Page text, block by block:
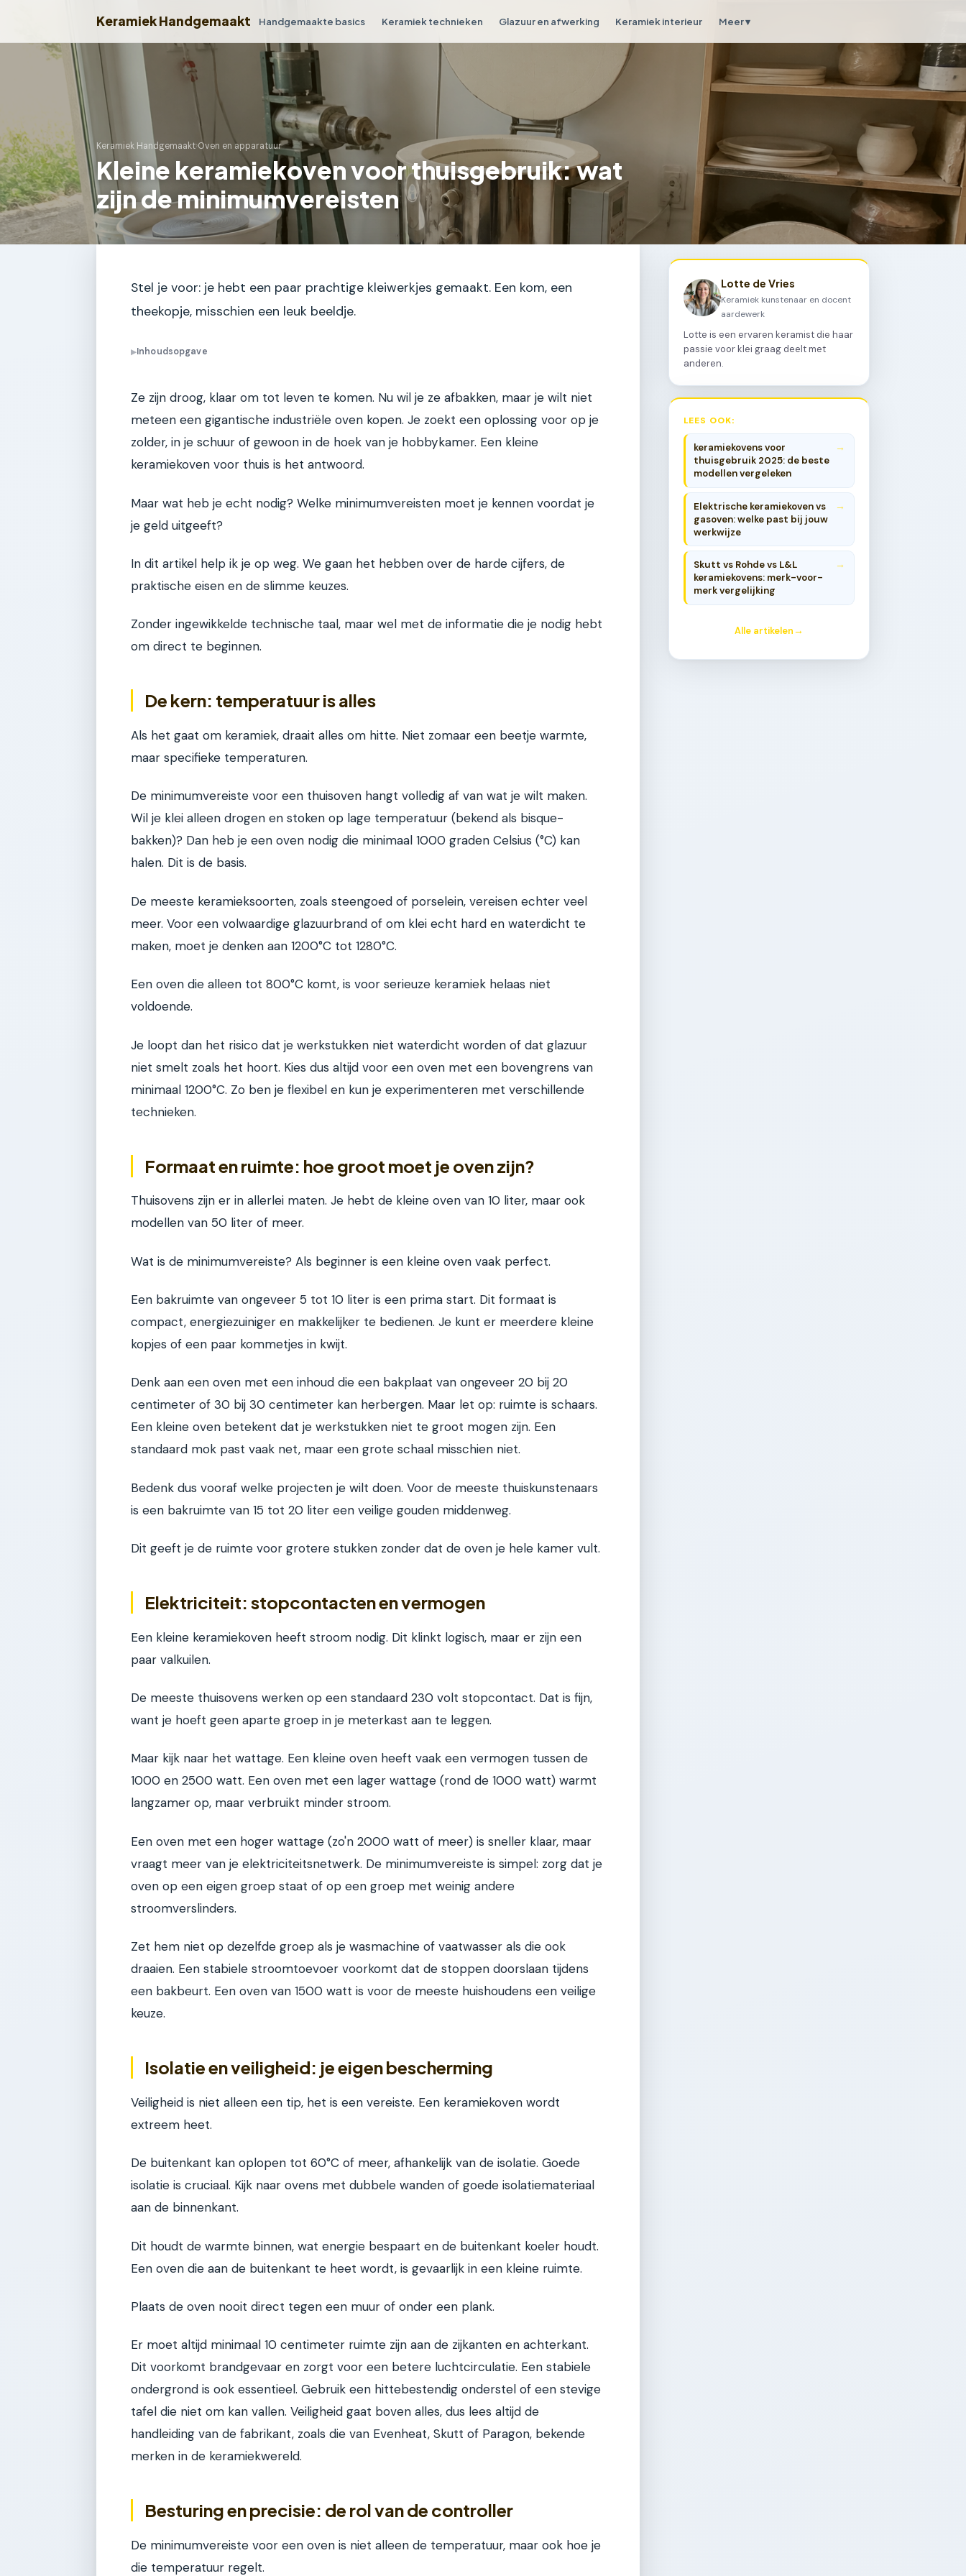
Keramiek Handgemaakt Handgemaakte basics Keramiek technieken Glazuur en afwerking Keramiek interieur Meer ▾
Keramiek Handgemaakt›Oven en apparatuur
Kleine keramiekoven voor thuisgebruik: wat
zijn de minimumvereisten
Stel je voor: je hebt een paar prachtige kleiwerkjes gemaakt. Een kom, een
theekopje, misschien een leuk beeldje.
▶Inhoudsopgave
Ze zijn droog, klaar om tot leven te komen. Nu wil je ze afbakken, maar je wilt niet
meteen een gigantische industriële oven kopen. Je zoekt een oplossing voor op je
zolder, in je schuur of gewoon in de hoek van je hobbykamer. Een kleine
keramiekoven voor thuis is het antwoord.
Maar wat heb je echt nodig? Welke minimumvereisten moet je kennen voordat je
je geld uitgeeft?
In dit artikel help ik je op weg. We gaan het hebben over de harde cijfers, de
praktische eisen en de slimme keuzes.
Zonder ingewikkelde technische taal, maar wel met de informatie die je nodig hebt
om direct te beginnen.
De kern: temperatuur is alles
Als het gaat om keramiek, draait alles om hitte. Niet zomaar een beetje warmte,
maar specifieke temperaturen.
De minimumvereiste voor een thuisoven hangt volledig af van wat je wilt maken.
Wil je klei alleen drogen en stoken op lage temperatuur (bekend als bisque-
bakken)? Dan heb je een oven nodig die minimaal 1000 graden Celsius (°C) kan
halen. Dit is de basis.
De meeste keramieksoorten, zoals steengoed of porselein, vereisen echter veel
meer. Voor een volwaardige glazuurbrand of om klei echt hard en waterdicht te
maken, moet je denken aan 1200°C tot 1280°C.
Een oven die alleen tot 800°C komt, is voor serieuze keramiek helaas niet
voldoende.
Je loopt dan het risico dat je werkstukken niet waterdicht worden of dat glazuur
niet smelt zoals het hoort. Kies dus altijd voor een oven met een bovengrens van
minimaal 1200°C. Zo ben je flexibel en kun je experimenteren met verschillende
technieken.
Formaat en ruimte: hoe groot moet je oven zijn?
Thuisovens zijn er in allerlei maten. Je hebt de kleine oven van 10 liter, maar ook
modellen van 50 liter of meer.
Wat is de minimumvereiste? Als beginner is een kleine oven vaak perfect.
Een bakruimte van ongeveer 5 tot 10 liter is een prima start. Dit formaat is
compact, energiezuiniger en makkelijker te bedienen. Je kunt er meerdere kleine
kopjes of een paar kommetjes in kwijt.
Denk aan een oven met een inhoud die een bakplaat van ongeveer 20 bij 20
centimeter of 30 bij 30 centimeter kan herbergen. Maar let op: ruimte is schaars.
Een kleine oven betekent dat je werkstukken niet te groot mogen zijn. Een
standaard mok past vaak net, maar een grote schaal misschien niet.
Bedenk dus vooraf welke projecten je wilt doen. Voor de meeste thuiskunstenaars
is een bakruimte van 15 tot 20 liter een veilige gouden middenweg.
Dit geeft je de ruimte voor grotere stukken zonder dat de oven je hele kamer vult.
Elektriciteit: stopcontacten en vermogen
Een kleine keramiekoven heeft stroom nodig. Dit klinkt logisch, maar er zijn een
paar valkuilen.
De meeste thuisovens werken op een standaard 230 volt stopcontact. Dat is fijn,
want je hoeft geen aparte groep in je meterkast aan te leggen.
Maar kijk naar het wattage. Een kleine oven heeft vaak een vermogen tussen de
1000 en 2500 watt. Een oven met een lager wattage (rond de 1000 watt) warmt
langzamer op, maar verbruikt minder stroom.
Een oven met een hoger wattage (zo'n 2000 watt of meer) is sneller klaar, maar
vraagt meer van je elektriciteitsnetwerk. De minimumvereiste is simpel: zorg dat je
oven op een eigen groep staat of op een groep met weinig andere
stroomverslinders.
Zet hem niet op dezelfde groep als je wasmachine of vaatwasser als die ook
draaien. Een stabiele stroomtoevoer voorkomt dat de stoppen doorslaan tijdens
een bakbeurt. Een oven van 1500 watt is voor de meeste huishoudens een veilige
keuze.
Isolatie en veiligheid: je eigen bescherming
Veiligheid is niet alleen een tip, het is een vereiste. Een keramiekoven wordt
extreem heet.
De buitenkant kan oplopen tot 60°C of meer, afhankelijk van de isolatie. Goede
isolatie is cruciaal. Kijk naar ovens met dubbele wanden of goede isolatiemateriaal
aan de binnenkant.
Dit houdt de warmte binnen, wat energie bespaart en de buitenkant koeler houdt.
Een oven die aan de buitenkant te heet wordt, is gevaarlijk in een kleine ruimte.
Plaats de oven nooit direct tegen een muur of onder een plank.
Er moet altijd minimaal 10 centimeter ruimte zijn aan de zijkanten en achterkant.
Dit voorkomt brandgevaar en zorgt voor een betere luchtcirculatie. Een stabiele
ondergrond is ook essentieel. Gebruik een hittebestendig onderstel of een stevige
tafel die niet om kan vallen. Veiligheid gaat boven alles, dus lees altijd de
handleiding van de fabrikant, zoals die van Evenheat, Skutt of Paragon, bekende
merken in de keramiekwereld.
Besturing en precisie: de rol van de controller
De minimumvereiste voor een oven is niet alleen de temperatuur, maar ook hoe je
die temperatuur regelt.
Lotte de Vries
Keramiek kunstenaar en docent
aardewerk
Lotte is een ervaren keramist die haar
passie voor klei graag deelt met
anderen.
LEES OOK:
keramiekovens voor
thuisgebruik 2025: de beste
modellen vergeleken
Elektrische keramiekoven vs
gasoven: welke past bij jouw
werkwijze
Skutt vs Rohde vs L&L
keramiekovens: merk-voor-
merk vergelijking
Alle artikelen